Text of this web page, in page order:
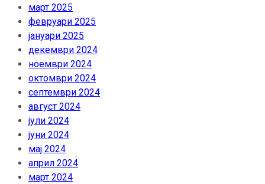
март 2025
февруари 2025
јануари 2025
декември 2024
ноември 2024
октомври 2024
септември 2024
август 2024
јули 2024
јуни 2024
мај 2024
април 2024
март 2024